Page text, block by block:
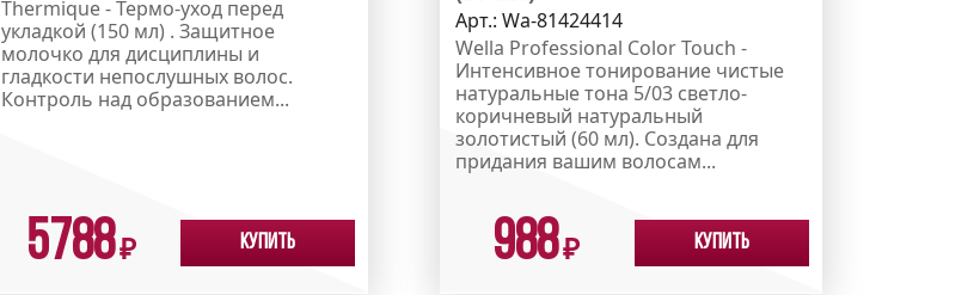
Thermique - Термо-уход перед
укладкой (150 мл) . Защитное
молочко для дисциплины и
гладкости непослушных волос.
Контроль над образованием...
5788₽ Купить
Арт.:Wa-81424414
Wella Professional Color Touch -
Интенсивное тонирование чистые
натуральные тона 5/03 светло-
коричневый натуральный
золотистый (60 мл). Создана для
придания вашим волосам...
988₽ Купить